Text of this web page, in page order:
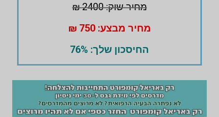
מחיר שוק: 2400 ₪
מחיר מבצע: 750 ₪
החיסכון שלך: 76%